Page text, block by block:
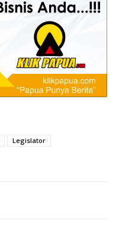
Legislator